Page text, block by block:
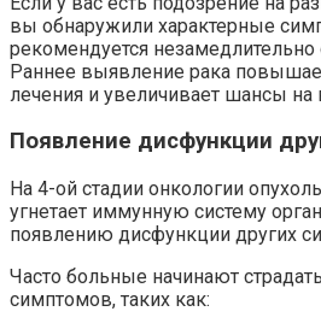
вы обнаружили характерные
рекомендуется незамедлительно
Раннее выявление рака
лечения и увеличивает шансы
Появление дисфункции
На 4-ой стадии онкологии
угнетает иммунную систему
появлению дисфункции других
Часто больные начинают
симптомов, таких как: